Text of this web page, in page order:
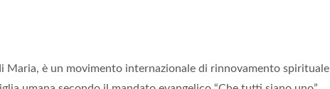
Maria, è un movimento internazionale di rinnovamento